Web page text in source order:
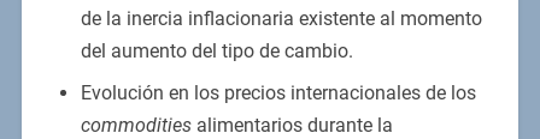
de la inercia inflacionaria existente al momento
del aumento del tipo de cambio.
Evolución en los precios internacionales de los
commoditiesalimentarios durante la